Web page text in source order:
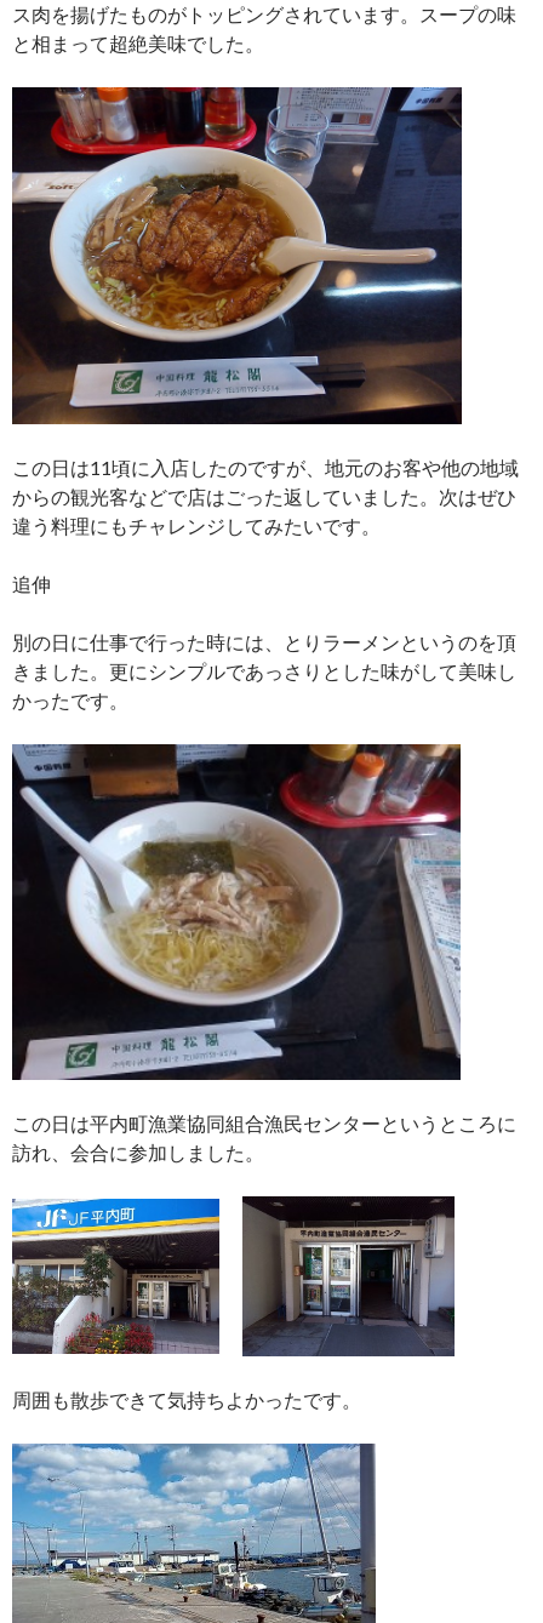
ス肉を揚げたものがトッピングされています。スープの味
と相まって超絶美味でした。
この日は11頃に入店したのですが、地元のお客や他の地域
からの観光客などで店はごった返していました。次はぜひ
違う料理にもチャレンジしてみたいです。
追伸
別の日に仕事で行った時には、とりラーメンというのを頂
きました。更にシンプルであっさりとした味がして美味し
かったです。
この日は平内町漁業協同組合漁民センターというところに
訪れ、会合に参加しました。
周囲も散歩できて気持ちよかったです。